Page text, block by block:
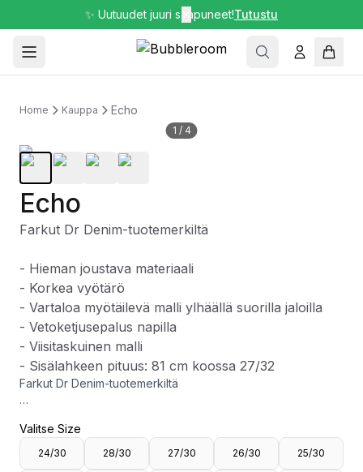
✨ Uutuudet juuri saapuneet!Tutustu
Home Kauppa Echo
1 / 4
Echo
Farkut Dr Denim-tuotemerkiltä
- Hieman joustava materiaali
- Korkea vyötärö
- Vartaloa myötäilevä malli ylhäällä suorilla jaloilla
- Vetoketjusepalus napilla
- Viisitaskuinen malli
- Sisälahkeen pituus: 81 cm koossa 27/32
Farkut Dr Denim-tuotemerkiltä
- Korkea vyötärö
- Vartaloa myötäilevä malli ylhäällä suorilla jaloilla
- Vetoketjusepalus napilla
Valitse Size
24/30 28/30 27/30 26/30 25/30